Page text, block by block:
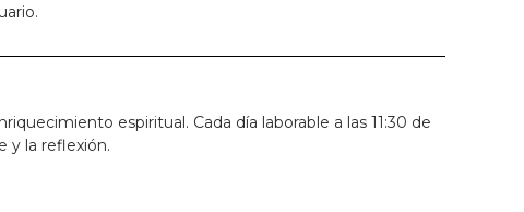
espiritual. Cada día laborable a las 11:30 de
y la reflexión.